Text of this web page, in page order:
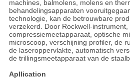
machines, balmolens, molens en
behandelingsapparaten
technologie, kan de betrouwbare
verzekerd. Door Rockwell-instrument,
compressiemeetapparaat, optische
microscoop, verschijning profiler, de
de laseroppervlakte, automatisch
de trillingsmeetapparaat van de
Apllication